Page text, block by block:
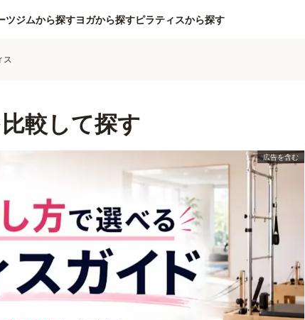
ツジムから探すヨガから探すピラティスから探す
ス
較して探す